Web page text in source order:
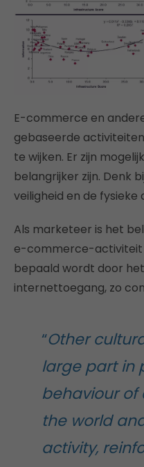
E-commerce en
gebaseerde
te wijken. Er zijn
belangrijker zijn. Denk
veiligheid en de fysieke
Als marketeer is het
e-commerce-activiteit
bepaald wordt door
internettoegang, zo
“Other
large part in
behaviour of
the world
activity,